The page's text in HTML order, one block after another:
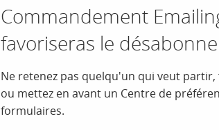
Commandement
favoriseras le
Ne retenez pas quelqu'un qui veut
ou mettez en avant un Centre de
formulaires.